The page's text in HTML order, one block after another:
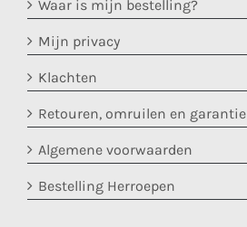
Waar is mijn bestelling?
Mijn privacy
Klachten
Retouren, omruilen en garantie
Algemene voorwaarden
Bestelling Herroepen